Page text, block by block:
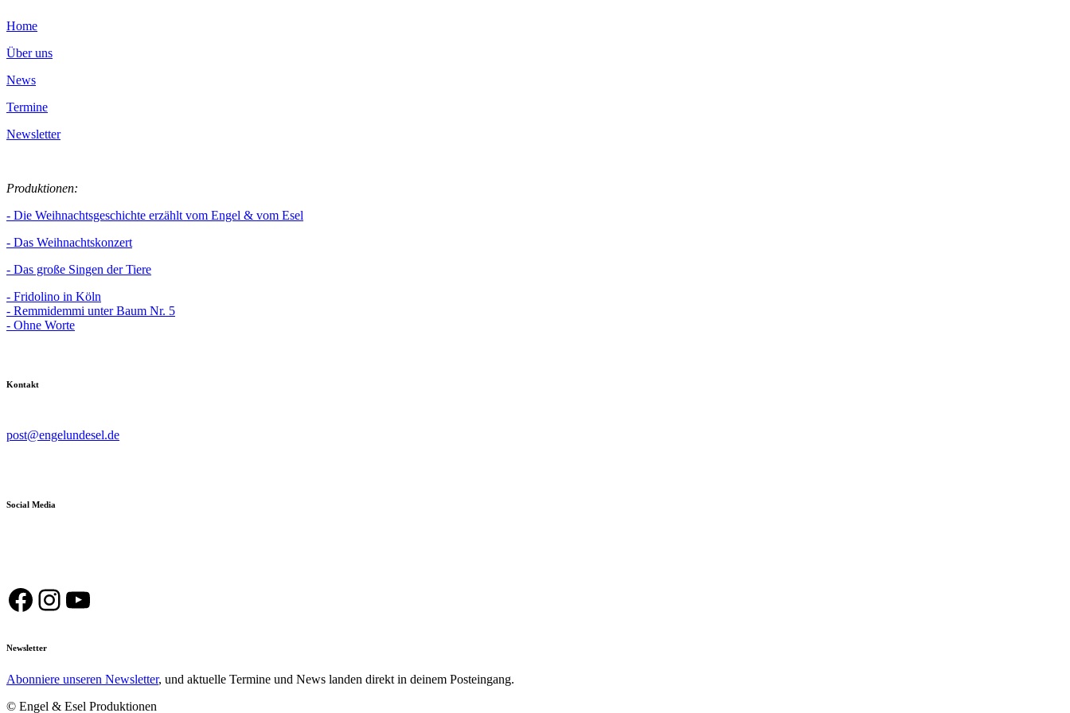
Home
Über uns
News
Termine
Newsletter
Produktionen:
- Die Weihnachtsgeschichte erzählt vom Engel & vom Esel
- Das Weihnachtskonzert
- Das große Singen der Tiere
- Fridolino in Köln
- Remmidemmi unter Baum Nr. 5
- Ohne Worte
Kontakt
post@engelundesel.de
Social Media
Facebook
Instagram
YouTube
Newsletter
Abonniere unseren Newsletter, und aktuelle Termine und News landen direkt in deinem Posteingang.
© Engel & Esel Produktionen